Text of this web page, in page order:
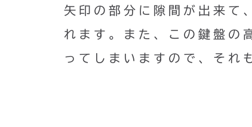
矢印の部分に隙間が出来て
れます。また、この鍵盤の
ってしまいますので、それ